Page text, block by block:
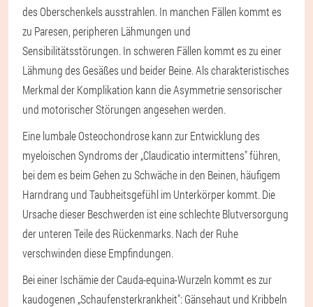
des Oberschenkels ausstrahlen. In manchen Fällen kommt es
zu Paresen, peripheren Lähmungen und
Sensibilitätsstörungen. In schweren Fällen kommt es zu einer
Lähmung des Gesäßes und beider Beine. Als charakteristisches
Merkmal der Komplikation kann die Asymmetrie sensorischer
und motorischer Störungen angesehen werden.
Eine lumbale Osteochondrose kann zur Entwicklung des
myeloischen Syndroms der „Claudicatio intermittens" führen,
bei dem es beim Gehen zu Schwäche in den Beinen, häufigem
Harndrang und Taubheitsgefühl im Unterkörper kommt. Die
Ursache dieser Beschwerden ist eine schlechte Blutversorgung
der unteren Teile des Rückenmarks. Nach der Ruhe
verschwinden diese Empfindungen.
Bei einer Ischämie der Cauda-equina-Wurzeln kommt es zur
kaudogenen „Schaufensterkrankheit": Gänsehaut und Kribbeln